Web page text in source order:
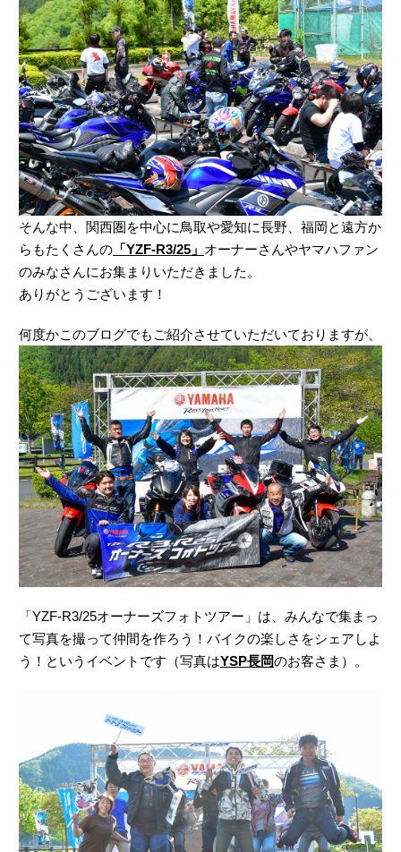
そんな中、関西圏を中心に鳥取や愛知に長野、福岡と遠方か
らもたくさんの 「YZF-R3/25」 オーナーさんやヤマハファン
のみなさんにお集まりいただきました。
ありがとうございます！
何度かこのブログでもご紹介させていただいておりますが、
「YZF-R3/25オーナーズフォトツアー」は、みんなで集まっ
て写真を撮って仲間を作ろう！バイクの楽しさをシェアしよ
う！というイベントです（写真はYSP長岡のお客さま）。